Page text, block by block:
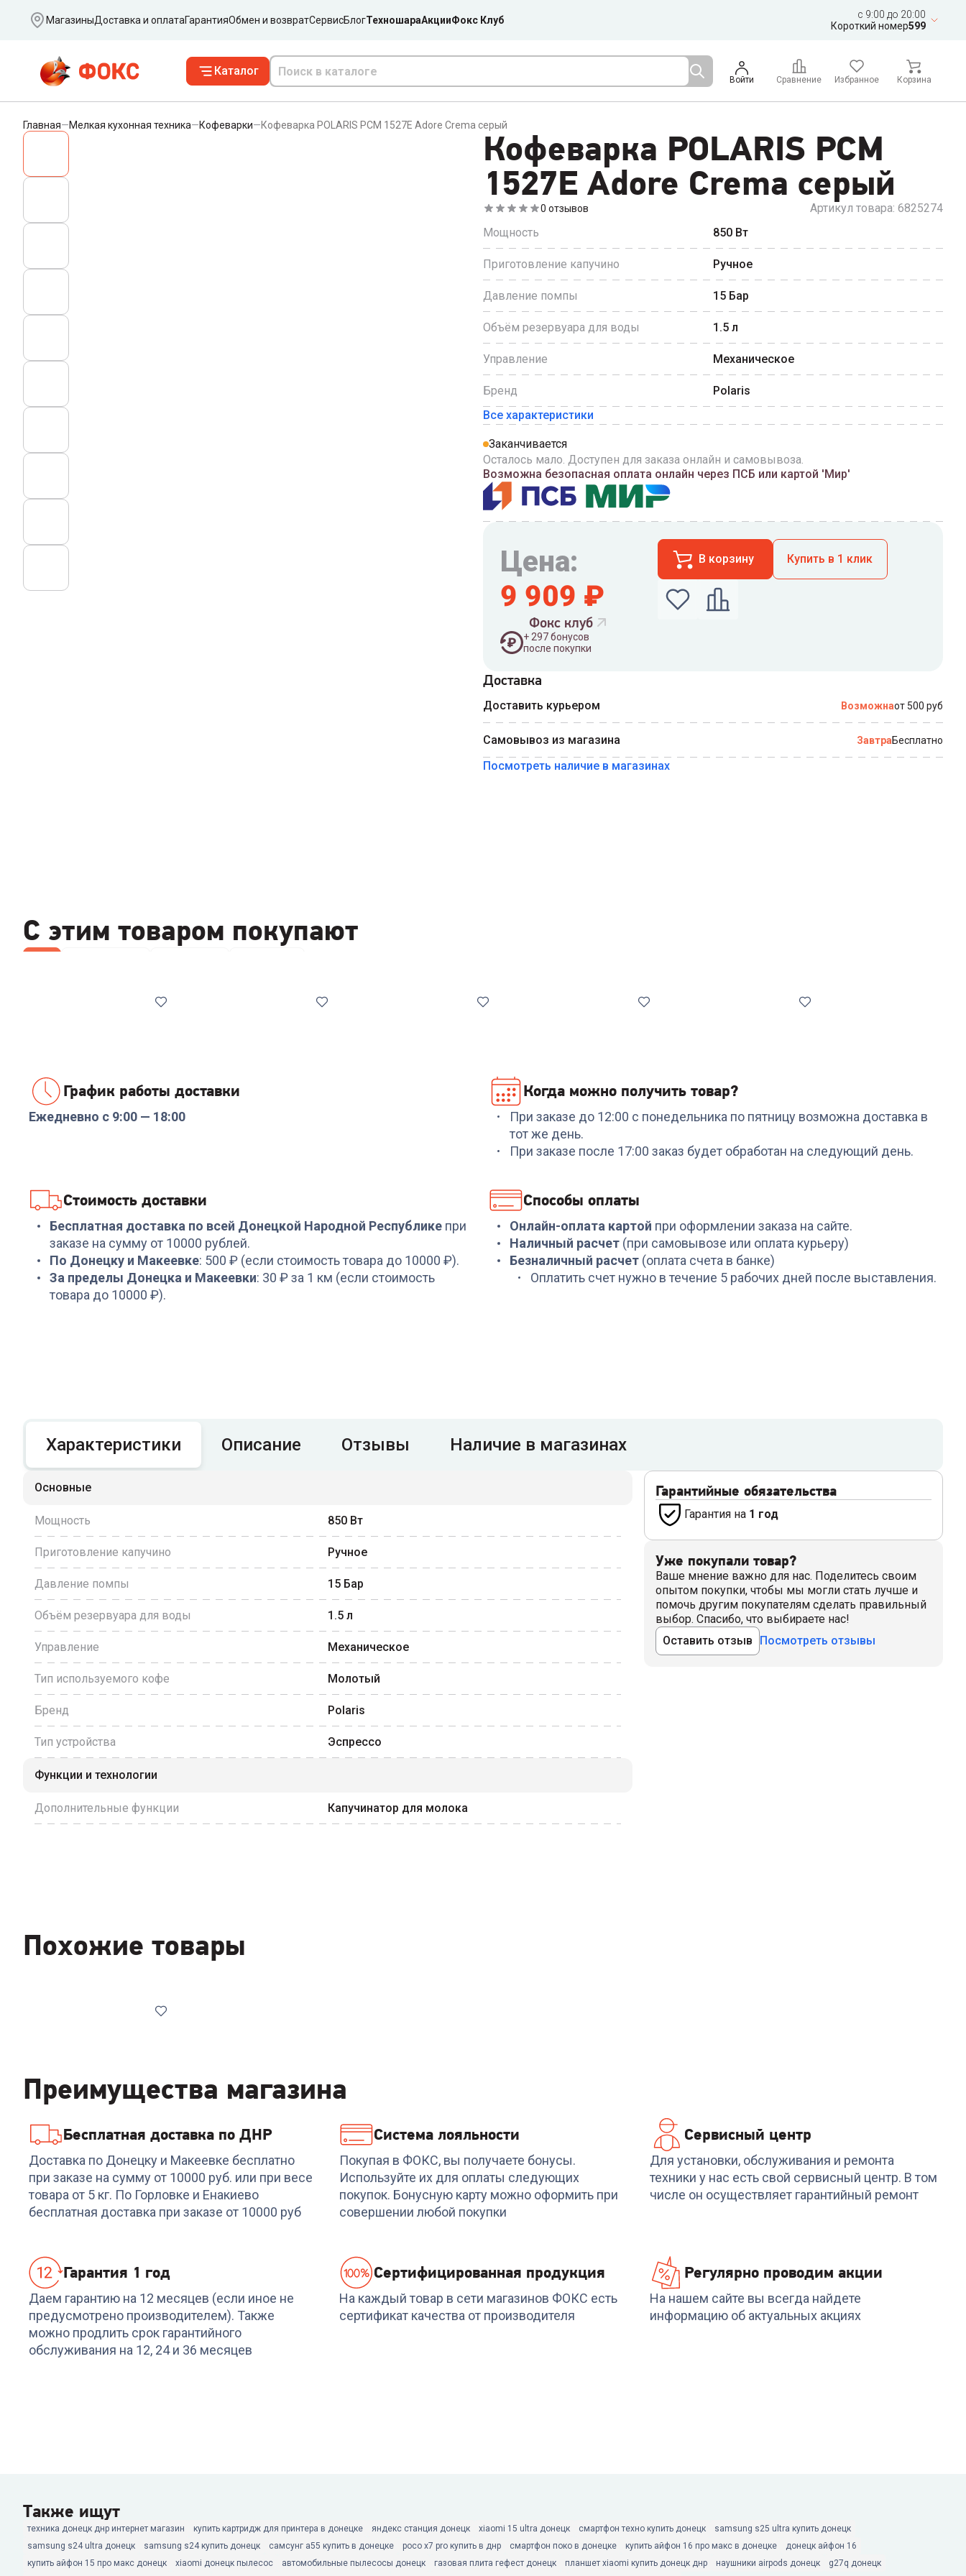
Ваш город
МагазиныДоставка и оплатаГарантияОбмен и возвратСервисБлогТехношараАкцииФокс Клуб
c 9:00 до 20:00
Короткий номер599
Каталог
Войти Сравнение Избранное Корзина
Главная—Мелкая кухонная техника—Кофеварки—Кофеварка POLARIS PCM 1527E Adore Crema серый
Кофеварка POLARIS PCM
1527E Adore Crema серый
0 отзывов Артикул товара: 6825274
Мощность
850 Вт
Приготовление капучино Ручное
Давление помпы 15 Бар
Объём резервуара для воды 1.5 л
Управление Механическое
Бренд
Polaris
Все характеристики
Заканчивается
Осталось мало. Доступен для заказа онлайн и самовывоза.
Возможна безопасная оплата онлайн через ПСБ или картой 'Мир'
Цена:
9 909 ₽
Фокс клуб
+ 297бонусов
после покупки
В корзину Купить в 1 клик
Номер телефона
Доставка
Доставить курьером Возможнаот 500 руб
Самовывоз из магазина ЗавтраБесплатно
Посмотреть наличие в магазинах
С этим товаром покупают
Код:00-00014229
1 799 6 999₽ 5 679 ₽
Код:6909806
Фильтры для
кофеварки KONOS
79 ₽
Код:6909808
Фильтры для
кофеварки KONOS
99
График работы доставки
Ежедневно с 9:00 — 18:00
Когда можно получить товар?
При заказе до 12:00 с понедельника по пятницу возможна доставка в
тот же день.
При заказе после 17:00 заказ будет обработан на следующий день.
Стоимость доставки
Бесплатная доставка по всей Донецкой Народной Республике при
заказе на сумму от 10000 рублей.
По Донецку и Макеевке: 500 ₽ (если стоимость товара до 10000 ₽).
За пределы Донецка и Макеевки: 30 ₽ за 1 км (если стоимость
товара до 10000 ₽).
Способы оплаты
Онлайн-оплата картой при оформлении заказа на сайте.
Наличный расчет (при самовывозе или оплата курьеру)
Безналичный расчет (оплата счета в банке)
Оплатить счет нужно в течение 5 рабочих дней после выставления.
Характеристики Описание Отзывы Наличие в магазинах
Основные
Мощность 850 Вт
Приготовление капучино Ручное
Давление помпы 15 Бар
Объём резервуара для воды 1.5 л
Управление Механическое
Тип используемого кофе Молотый
Бренд Polaris
Тип устройства Эспрессо
Функции и технологии
Дополнительные функции Капучинатор для молока
Гарантийные обязательства
Гарантия на 1 год
Уже покупали товар?
Ваше мнение важно для нас. Поделитесь своим
опытом покупки, чтобы мы могли стать лучше и
помочь другим покупателям сделать правильный
выбор. Спасибо, что выбираете нас!
Оставить отзыв
Посмотреть отзывы
Похожие товары
Код:6313699
Кофеварка GORENJE
ATCM 730 T
+314бонусов
₽
Преимущества магазина
Бесплатная доставка по ДНР
Доставка по Донецку и Макеевке бесплатно
при заказе на сумму от 10000 руб. или при весе
товара от 5 кг. По Горловке и Енакиево
бесплатная доставка при заказе от 10000 руб
Система лояльности
Покупая в ФОКС, вы получаете бонусы.
Используйте их для оплаты следующих
покупок. Бонусную карту можно оформить при
совершении любой покупки
Сервисный центр
Для установки, обслуживания и ремонта
техники у нас есть свой сервисный центр. В том
числе он осуществляет гарантийный ремонт
Гарантия 1 год
Даем гарантию на 12 месяцев (если иное не
предусмотрено производителем). Также
можно продлить срок гарантийного
обслуживания на 12, 24 и 36 месяцев
Cертифицированная продукция
На каждый товар в сети магазинов ФОКС есть
сертификат качества от производителя
Регулярно проводим акции
На нашем сайте вы всегда найдете
информацию об актуальных акциях
Также ищут
техника донецк днр интернет магазин купить картридж для принтера в донецке яндекс станция донецк xiaomi 15 ultra донецк смартфон техно купить донецк
samsung s25 ultra купить донецк
samsung s24 ultra донецк
samsung s24 купить донецк самсунг а55 купить в донецке poco x7 pro купить в днр смартфон поко в донецке купить айфон 16 про макс в донецке
донецк айфон 16
купить айфон 15 про макс донецк
xiaomi донецк пылесос автомобильные пылесосы донецк газовая плита гефест донецк планшет xiaomi купить донецк днр наушники airpods донецк
g27q донецк